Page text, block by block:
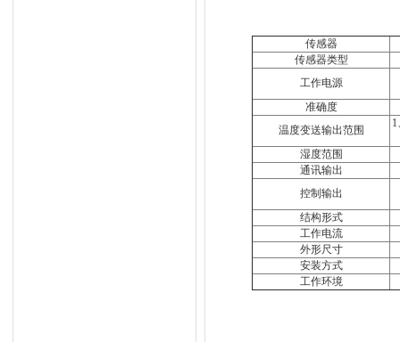
传感器
传感器类型
工作电源
准确度
温度变送输出范围
湿度范围
通讯输出
控制输出
结构形式
工作电流
外形尺寸
安装方式
工作环境